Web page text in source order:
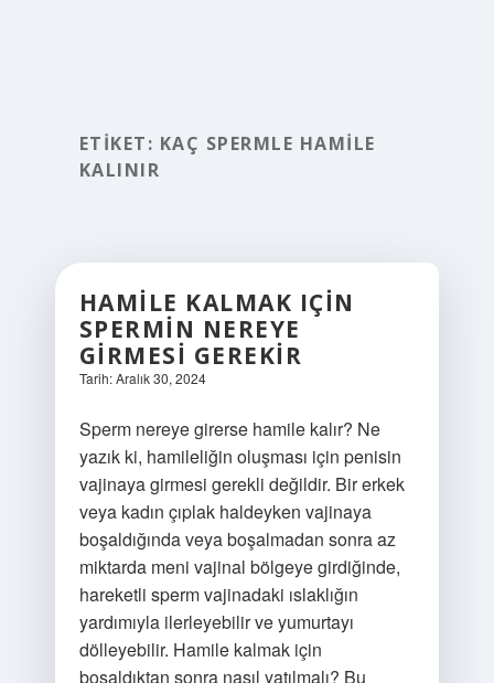
ETIKET: KAÇ SPERMLE HAMILE
KALINIR
HAMILE KALMAK IÇIN
SPERMIN NEREYE
GIRMESI GEREKIR
Tarih: Aralık 30, 2024
Sperm nereye girerse hamile kalır? Ne
yazık ki, hamileliğin oluşması için penisin
vajinaya girmesi gerekli değildir. Bir erkek
veya kadın çıplak haldeyken vajinaya
boşaldığında veya boşalmadan sonra az
miktarda meni vajinal bölgeye girdiğinde,
hareketli sperm vajinadaki ıslaklığın
yardımıyla ilerleyebilir ve yumurtayı
dölleyebilir. Hamile kalmak için
boşaldıktan sonra nasıl yatılmalı? Bu